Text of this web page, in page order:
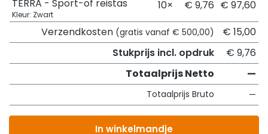
TERRA - Sport-of reistas
Kleur: Zwart
10× € 9,76 € 97,60
Verzendkosten (gratis vanaf € 500,00)
€ 15,00
Stukprijs incl. opdruk
€ 9,76
Totaalprijs Netto
—
Totaalprijs Bruto —
In winkelmandje